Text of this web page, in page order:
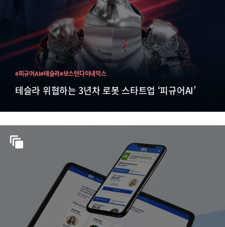
테슬라 위협하는 3년차 로봇 스타트업 ‘피규어AI’
#피규어AI#테슬라#보스턴다이내믹스